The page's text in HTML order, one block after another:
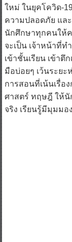
ใหม่ ในยุคโควิด-
ความปลอดภัย แล
นักศึกษาทุกคนให้
จะเป็น เจ้าหน้าที่
เข้าชั้นเรียน เข้าตึ
มือบ่อยๆ เว้นระยะ
การสอนที่เน้นเรื่อ
ศาสตร์ ทฤษฎี ให้นั
จริง เรียนรู้มีมุมมอ